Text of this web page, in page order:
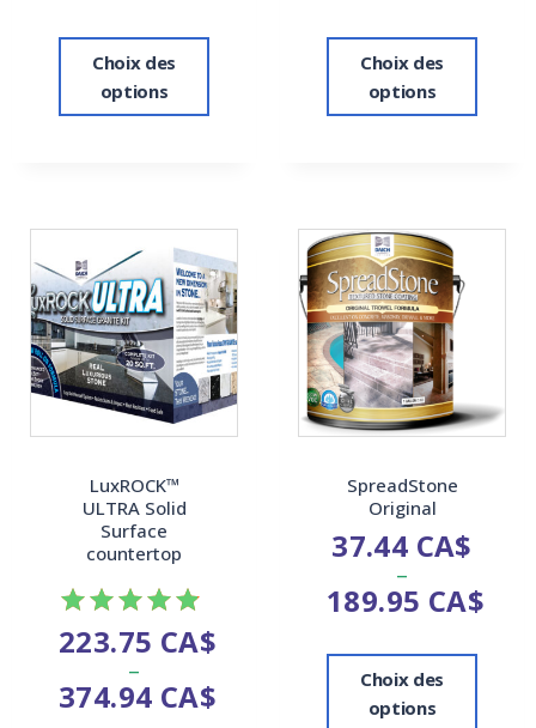
Choix des
options
Choix des
options
LuxROCK™
ULTRA Solid
Surface
countertop
Note
4.82
sur 5
223.75 CA$
–
374.94 CA$
SpreadStone
Original
37.44 CA$
–
189.95 CA$
Choix des
options